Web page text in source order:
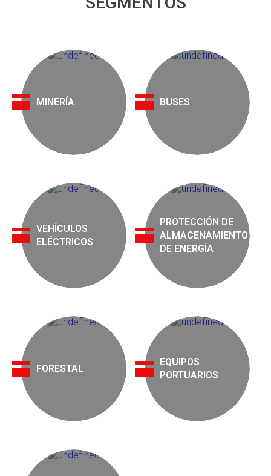
MINERÍA BUSES
VEHÍCULOS
ELÉCTRICOS
PROTECCIÓN DE
ALMACENAMIENTO
DE ENERGÍA
FORESTAL
EQUIPOS
PORTUARIOS